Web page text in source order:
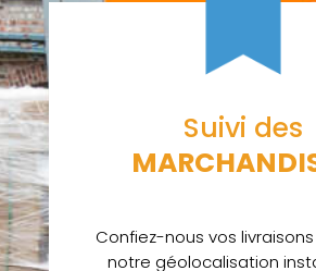
Suivi des
Confiez-nous vos
notre géolocalisation